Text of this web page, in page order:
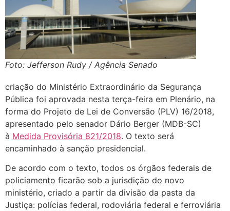
Foto: Jefferson Rudy / Agência Senado
criação do Ministério Extraordinário da Segurança
Pública foi aprovada nesta terça-feira em Plenário, na
forma do Projeto de Lei de Conversão (PLV) 16/2018,
apresentado pelo senador Dário Berger (MDB-SC)
à Medida Provisória 821/2018. O texto será
encaminhado à sanção presidencial.
De acordo com o texto, todos os órgãos federais de
policiamento ficarão sob a jurisdição do novo
ministério, criado a partir da divisão da pasta da
Justiça: polícias federal, rodoviária federal e ferroviária